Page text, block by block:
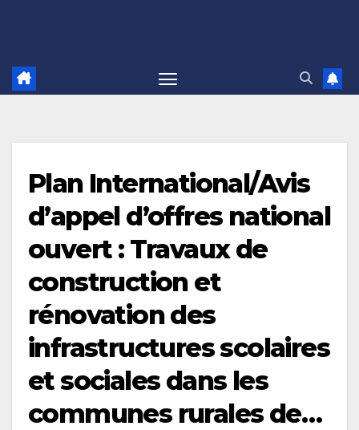
Plan International/Avis
d’appel d’offres national
ouvert : Travaux de
construction et
rénovation des
infrastructures scolaires
et sociales dans les
communes rurales de…